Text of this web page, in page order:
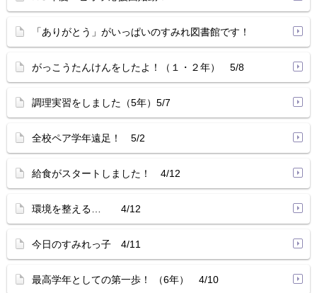
「ありがとう」がいっぱいのすみれ図書館です！
がっこうたんけんをしたよ！（１・２年） 5/8
調理実習をしました（5年）5/7
全校ペア学年遠足！ 5/2
給食がスタートしました！ 4/12
環境を整える… 4/12
今日のすみれっ子 4/11
最高学年としての第一歩！ （6年） 4/10